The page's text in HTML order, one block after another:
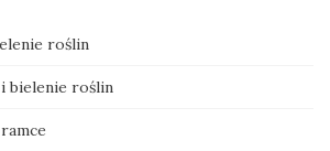
roślin
bielenie roślin